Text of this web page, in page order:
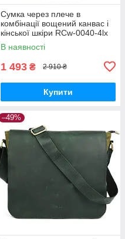
Сумка через плече в
комбінації вощений канвас і
кінської шкіри RCw-0040-4lx
TARWA
В наявності
1 493 ₴ 2 910 ₴
Купити
–49%